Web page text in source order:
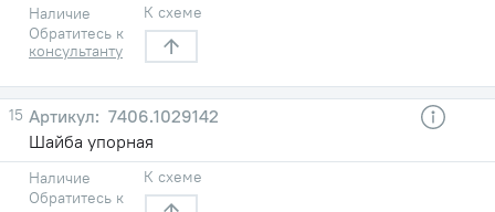
Наличие
Обратитесь к
консультанту
К схеме
15
7406.1029142
Шайба упорная
Наличие
Обратитесь к
К схеме